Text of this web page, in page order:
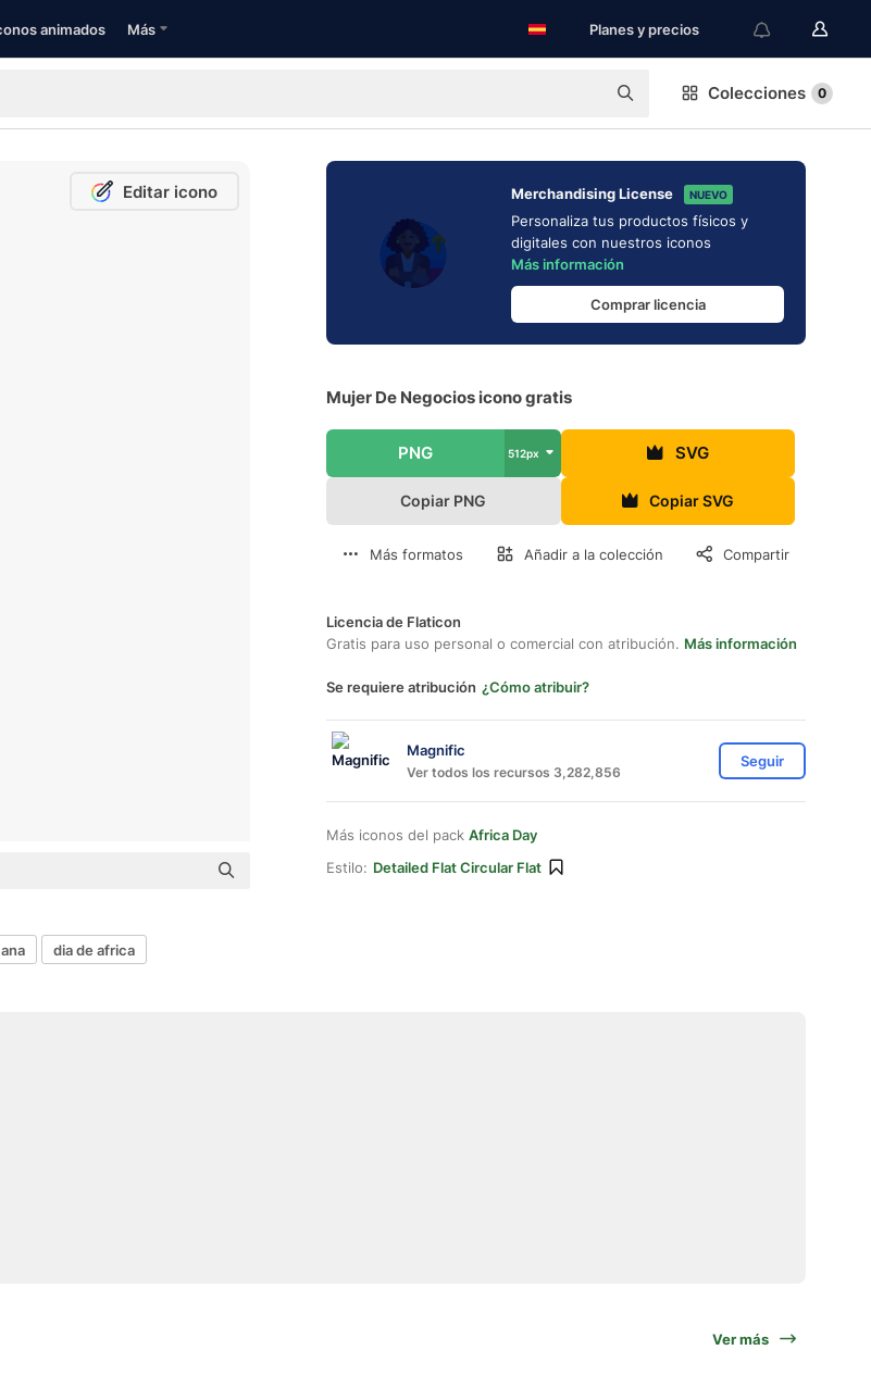
animados Más Planes y precios
Colecciones 0
Editar icono Merchandising License NUEVO
Personaliza tus productos físicos y
digitales con nuestros iconos
Más información
Comprar licencia
Mujer De Negocios icono gratis
PNG 512px SVG
Copiar PNG Copiar SVG
Más formatos Añadir a la colección Compartir
Licencia de Flaticon
Gratis para uso personal o comercial con atribución. Más información
Se requiere atribución ¿Cómo atribuir?
Magnific
Ver todos los recursos 3,282,856
Seguir
Más iconos del pack Africa Day
Estilo: Detailed Flat Circular Flat
dia de africa
Ver más